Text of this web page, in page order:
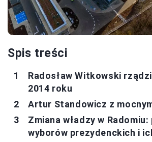
Spis treści
Radosław Witkowski
2014 roku
Artur Standowicz z
Zmiana władzy w
wyborów prezydenckich i